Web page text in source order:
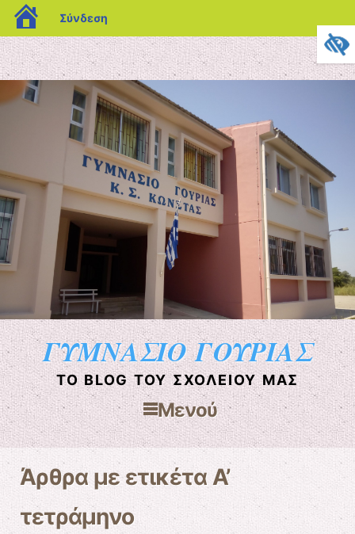
blogs.sch.gr
Σύνδεση
ΓΥΜΝΑΣΙΟ ΓΟΥΡΙΑΣ
ΤΟ BLOG ΤΟΥ ΣΧΟΛΕΊΟΥ ΜΑΣ
Μενού
Μετάβαση στο περιεχόμενο
Άρθρα με ετικέτα A’
τετράμηνο